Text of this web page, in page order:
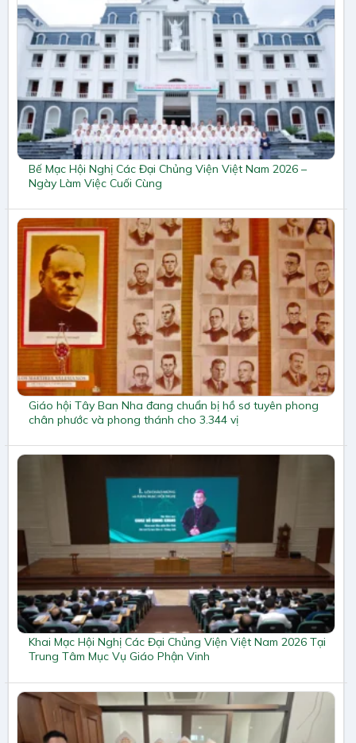
Bế Mạc Hội Nghị Các Đại Chủng Viện Việt Nam 2026 –
Ngày Làm Việc Cuối Cùng
Giáo hội Tây Ban Nha đang chuẩn bị hồ sơ tuyên phong
chân phước và phong thánh cho 3.344 vị
Khai Mạc Hội Nghị Các Đại Chủng Viện Việt Nam 2026 Tại
Trung Tâm Mục Vụ Giáo Phận Vinh